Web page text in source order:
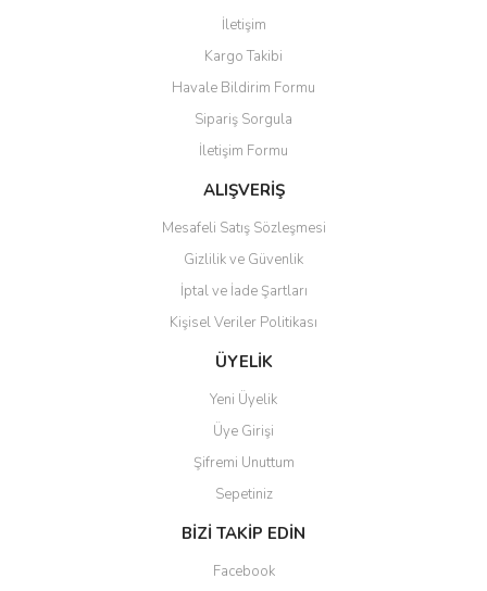
İletişim
Kargo Takibi
Havale Bildirim Formu
Sipariş Sorgula
İletişim Formu
ALIŞVERİŞ
Mesafeli Satış Sözleşmesi
Gizlilik ve Güvenlik
İptal ve İade Şartları
Kişisel Veriler Politikası
ÜYELİK
Yeni Üyelik
Üye Girişi
Şifremi Unuttum
Sepetiniz
BİZİ TAKİP EDİN
Facebook